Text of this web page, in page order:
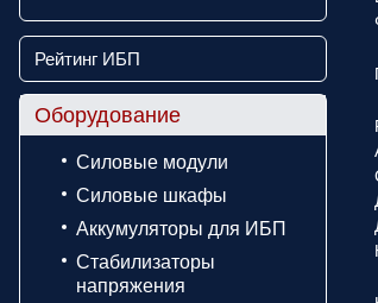
Рейтинг ИБП
Оборудование
Силовые модули
Силовые шкафы
Аккумуляторы для ИБП
Стабилизаторы
напряжения